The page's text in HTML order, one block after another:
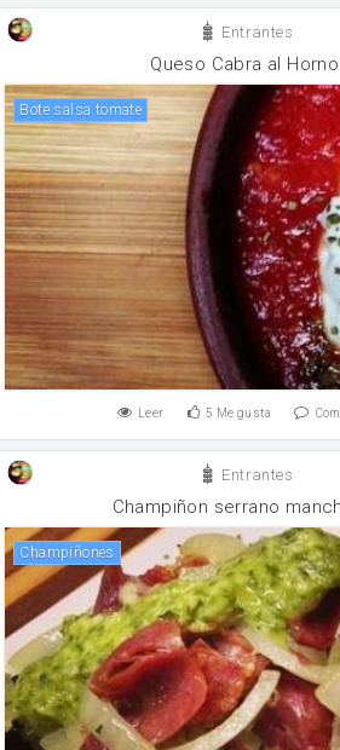
Entrantes
Queso Cabra al Horno
bote salsa tomate
Leer 5 Me gusta
Entrantes
Champiñon serrano
champiñones